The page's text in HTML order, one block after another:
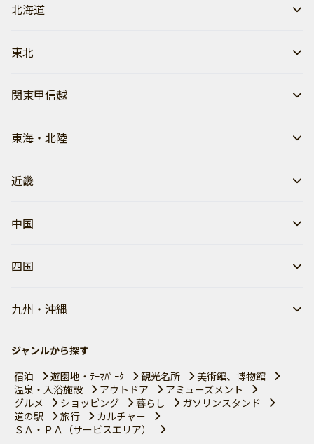
北海道
東北
関東甲信越
東海・北陸
近畿
中国
四国
九州・沖縄
ジャンルから探す
宿泊
遊園地・ﾃｰﾏﾊﾟｰｸ 観光名所
美術館、博物館
温泉・入浴施設
アウトドア
アミューズメント
グルメ
ショッピング 暮らし
ガソリンスタンド
道の駅
旅行
カルチャー
ＳＡ・ＰＡ（サービスエリア）